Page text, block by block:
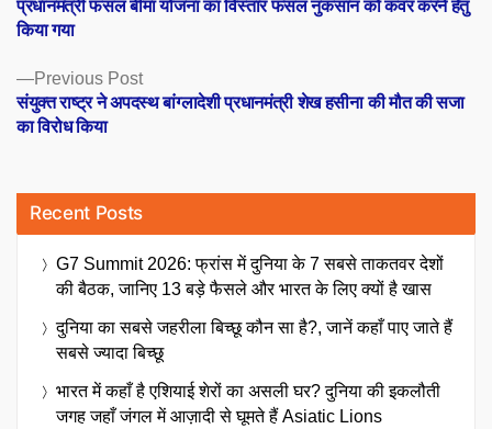
navigation
Previous PostPrevious
post:
संयुक्त राष्ट्र ने अपदस्थ बांग्लादेशी प्रधानमंत्री शेख हसीना की मौत की सजा
का विरोध किया
प्रधानमंत्री फसल बीमा योजना का विस्तार फसल नुकसान को कवर करने हेतु
किया गया
Recent Posts
G7 Summit 2026: फ्रांस में दुनिया के 7 सबसे ताकतवर देशों
की बैठक, जानिए 13 बड़े फैसले और भारत के लिए क्यों है खास
दुनिया का सबसे जहरीला बिच्छू कौन सा है?, जानें कहाँ पाए जाते हैं
सबसे ज्यादा बिच्छू
भारत में कहाँ है एशियाई शेरों का असली घर? दुनिया की इकलौती
जगह जहाँ जंगल में आज़ादी से घूमते हैं Asiatic Lions